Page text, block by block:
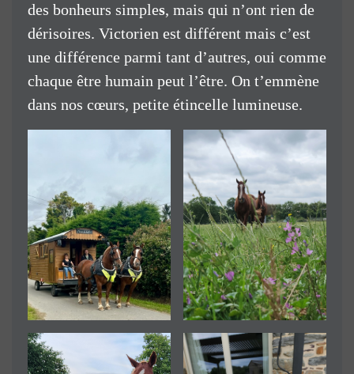
des bonheurs simples, mais qui n’ont rien de
dérisoires. Victorien est différent mais c’est
une différence parmi tant d’autres, oui comme
chaque être humain peut l’être. On t’emmène
dans nos cœurs, petite étincelle lumineuse.